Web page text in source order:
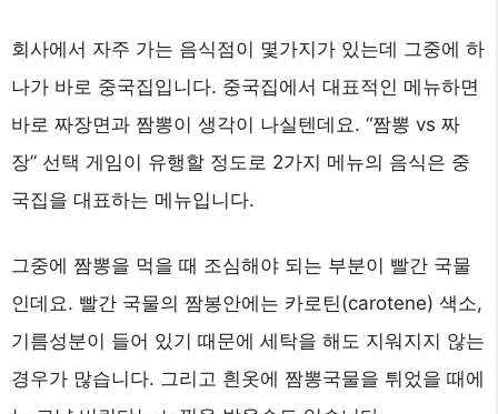
회사에서 자주 가는 음식점이 몇가지가 있는데 그중에 하
나가 바로 중국집입니다. 중국집에서 대표적인 메뉴하면
바로 짜장면과 짬뽕이 생각이 나실텐데요. “짬뽕 vs 짜
장” 선택 게임이 유행할 정도로 2가지 메뉴의 음식은 중
국집을 대표하는 메뉴입니다.
그중에 짬뽕을 먹을 때 조심해야 되는 부분이 빨간 국물
인데요. 빨간 국물의 짬봉안에는 카로틴(carotene) 색소,
기름성분이 들어 있기 때문에 세탁을 해도 지워지지 않는
경우가 많습니다. 그리고 흰옷에 짬뽕국물을 튀었을 때에